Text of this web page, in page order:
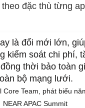
đặc thù từng
là đổi mới lớn,
kiểm soát chi phí,
thời bảo toàn
bộ mạng lưới.
Core Team, phát biểu
NEAR APAC Summit